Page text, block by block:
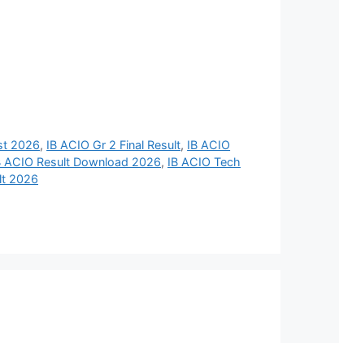
2026, IB ACIO Gr 2 Final Result, IB ACIO
ACIO Result Download 2026, IB ACIO Tech
2026